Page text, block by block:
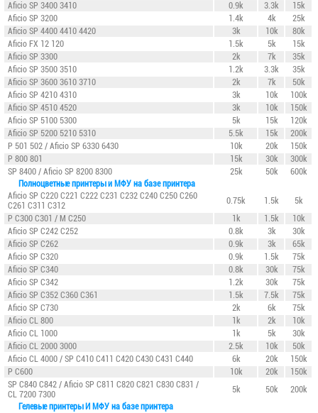
Aficio SP 3400 3410
0.9k 3.3k
15k
Aficio SP 3200
1.4k 4k
25k
Aficio SP 4400 4410 4420
3k 10k
80k
Aficio FX 12 120
1.5k 5k
15k
Aficio SP 3300
2k 7k
35k
Aficio SP 3500 3510
1.2k 3.3k
35k
Aficio SP 3600 3610 3710
2k 7k
50k
Aficio SP 4210 4310
3k 10k
100k
Aficio SP 4510 4520
3k 10k
150k
Aficio SP 5100 5300
5k 15k
120k
Aficio SP 5200 5210 5310
5.5k 15k
200k
P 501 502 / Aficio SP 6330 6430
10k 20k
150k
P 800 801
15k 30k
300k
SP 8400 / Aficio SP 8200 8300 25k 50k
600k
Полноцветные принтеры и МФУ на базе принтера
Aficio SP C220 C221 C222 C231 C232 C240 C250 C260
C261 C311 C312
0.75k 1.5k
5k
P C300 C301 / M C250
1k 1.5k
10k
Aficio SP C242 C252
0.8k 3k
30k
Aficio SP C262
0.9k 3k
65k
Aficio SP C320
0.9k 1.5k
75k
Aficio SP C340
0.8k 30k
75k
Aficio SP C342
1.2k 30k
75k
Aficio SP C352 C360 C361
1.5k 7.5k
75k
Aficio SP C730
2k 6k
75k
Aficio CL 800
1k 2k
10k
Aficio CL 1000
1k 5k
30k
Aficio CL 2000 3000
2.5k 10k
50k
Aficio CL 4000 / SP C410 C411 C420 C430 C431 С440
6k 20k
150k
P C600
10k 20k
150k
SP C840 C842 / Aficio SP C811 C820 C821 C830 C831 /
CL 7200 7300
5k 50k
200k
Гелевые принтеры И МФУ на базе принтера